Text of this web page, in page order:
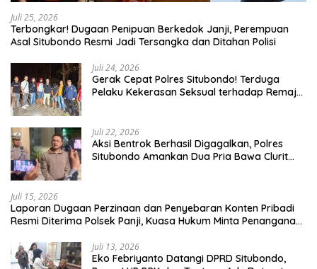
Juli 25, 2026
Terbongkar! Dugaan Penipuan Berkedok Janji, Perempuan
Asal Situbondo Resmi Jadi Tersangka dan Ditahan Polisi
Juli 24, 2026
Gerak Cepat Polres Situbondo! Terduga
Pelaku Kekerasan Seksual terhadap Remaja
Juli 22, 2026
Aksi Bentrok Berhasil Digagalkan, Polres
Situbondo Amankan Dua Pria Bawa Clurit
Juli 15, 2026
Laporan Dugaan Perzinaan dan Penyebaran Konten Pribadi
Resmi Diterima Polsek Panji, Kuasa Hukum Minta Penanganan
Juli 13, 2026
Eko Febriyanto Datangi DPRD Situbondo,